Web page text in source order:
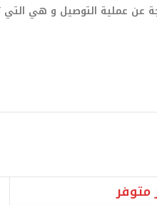
عن عملية التوصيل و هي
متوفر